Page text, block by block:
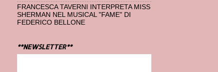
FRANCESCA TAVERNI INTERPRETA MISS
SHERMAN NEL MUSICAL "FAME" DI
FEDERICO BELLONE
**NEWSLETTER**